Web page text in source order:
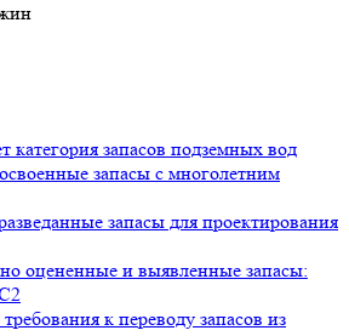
категория запасов подземных вод
запасы с многолетним
запасы для проектирования
оцененные и выявленные запасы:
к переводу запасов из